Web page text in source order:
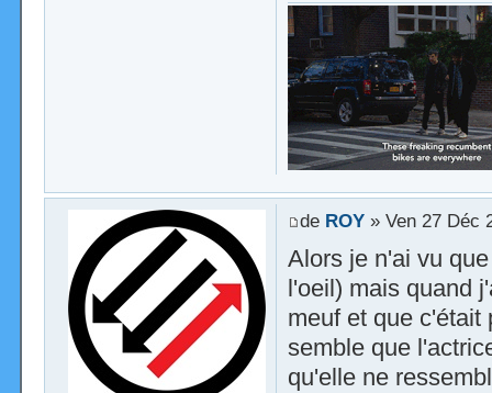
de ROY» Ven 27 Déc
Alors je n'ai vu
l'oeil) mais quand
meuf et que c'était
semble que
qu'elle ne